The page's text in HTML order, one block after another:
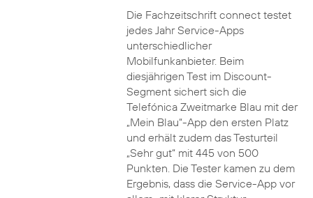
Die Fachzeitschrift connect testet
jedes Jahr Service-Apps
unterschiedlicher
Mobilfunkanbieter. Beim
diesjährigen Test im Discount-
Segment sichert sich die
Telefónica Zweitmarke Blau mit der
„Mein Blau“-App den ersten Platz
und erhält zudem das Testurteil
„Sehr gut“ mit 445 von 500
Punkten. Die Tester kamen zu dem
Ergebnis, dass die Service-App vor